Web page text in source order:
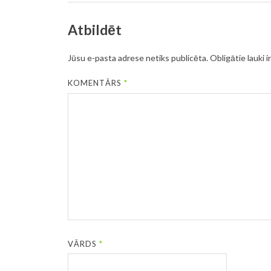
Atbildēt
Jūsu e-pasta adrese netiks publicēta.Obligātie lauki
KOMENTĀRS*
VĀRDS*